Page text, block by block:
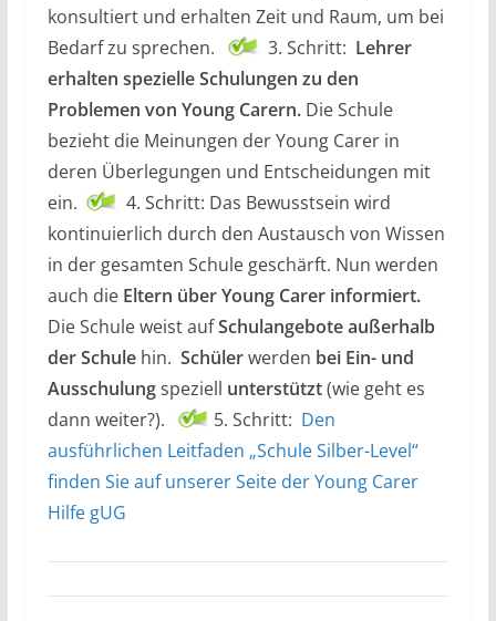
konsultiert und erhalten Zeit und Raum, um bei
Bedarf zu sprechen.
3. Schritt: Lehrer
erhalten spezielle Schulungen zu den
Problemen von Young Carern.Die Schule
bezieht die Meinungen der Young Carer in
deren Überlegungen und Entscheidungen mit
ein.
4. Schritt: Das Bewusstsein wird
kontinuierlich durch den Austausch von Wissen
in der gesamten Schule geschärft. Nun werden
auch die Eltern über Young Carer informiert.
Die Schule weist aufSchulangebote außerhalb
der Schulehin. Schülerwerden bei Ein- und
Ausschulungspeziell unterstützt(wie geht es
dann weiter?).
5. Schritt: Den
ausführlichen Leitfaden „Schule Silber-Level“
finden Sie auf unserer Seite der Young Carer
Hilfe gUG